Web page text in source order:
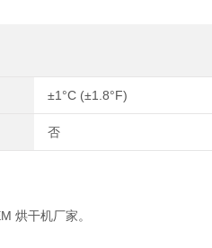
±1°C (±1.8°F)
否
烘干机厂家。